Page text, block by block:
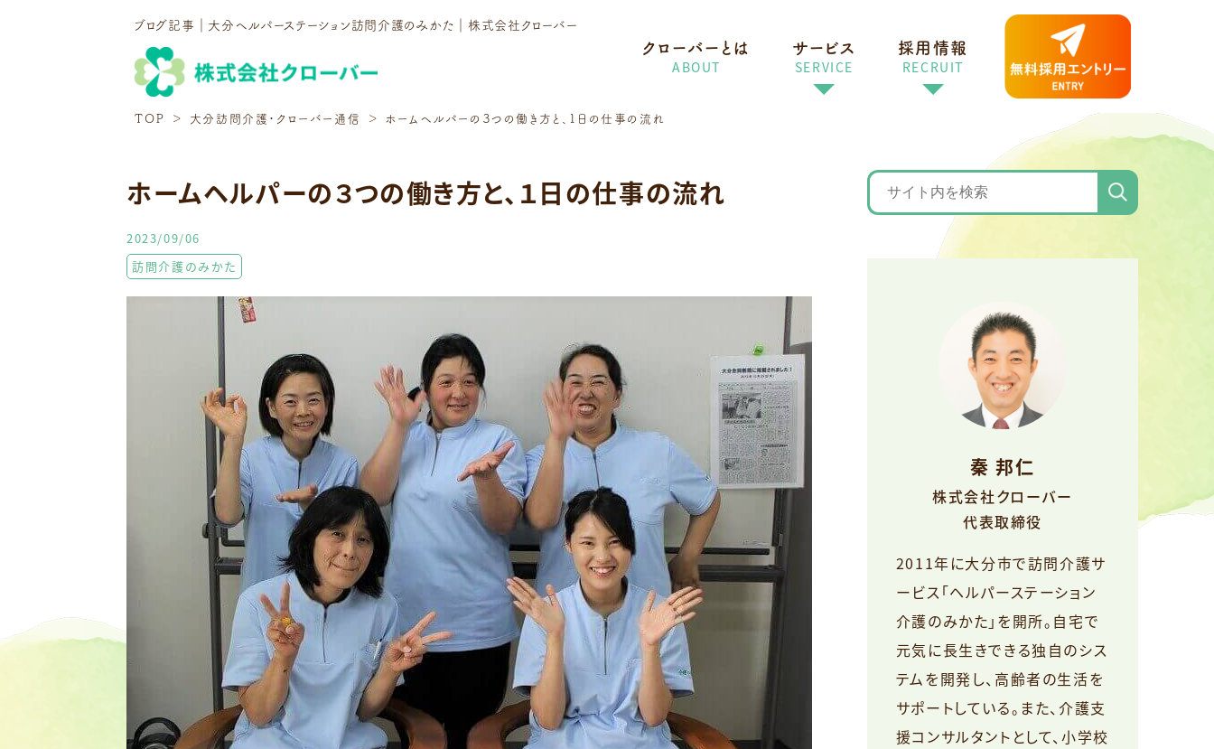
ブログ記事｜大分ヘルパーステーション訪問介護のみかた ｜株式会社クローバー
クローバーとは
ABOUT
サービス
SERVICE
採用情報
RECRUIT
TOP 大分訪問介護・クローバー通信 ホームヘルパーの３つの働き方と、１日の仕事の流れ
ホームヘルパーの３つの働き方と、１日の仕事の流れ
2023/09/06
訪問介護のみかた
秦 邦仁
株式会社クローバー
代表取締役
2011年に大分市で訪問介護サ
ービス「ヘルパーステーション
介護のみかた」を開所。自宅で
元気に長生きできる独自のシス
テムを開発し、高齢者の生活を
サポートしている。また、介護支
援コンサルタントとして、小学校